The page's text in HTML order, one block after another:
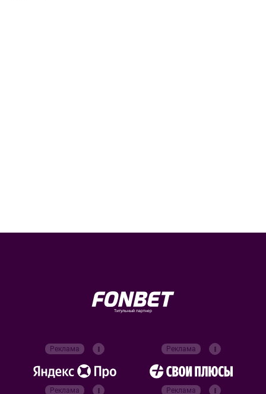
Титульный партнер
Реклама Реклама
Реклама Реклама